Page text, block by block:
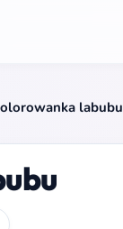
labubu